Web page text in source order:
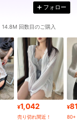
フォロー
14.8M 回数目のご購入
¥1,042
売り切れ間近！
¥
80+